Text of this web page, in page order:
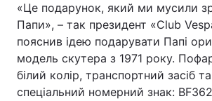
Спорт Наука
Техно і зв'язок Лайт
Зброя
«Це подарунок, який ми мусили
Папи», – так президент «Club
пояснив ідею подарувати Папі
модель скутера з 1971 року.
білий колір, транспортний засіб
спеціальний номерний знак: